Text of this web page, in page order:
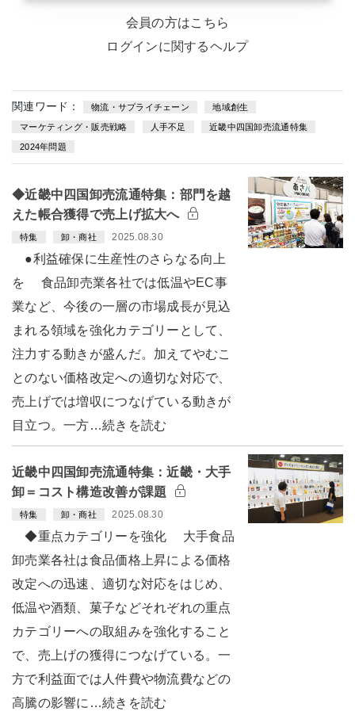
会員の方はこちら
ログインに関するヘルプ
関連ワード： 物流・サプライチェーン 地域創生
マーケティング・販売戦略 人手不足 近畿中四国卸売流通特集
2024年問題
◆近畿中四国卸売流通特集：部門を越
えた帳合獲得で売上げ拡大へ
特集 卸・商社 2025.08.30
●利益確保に生産性のさらなる向上
を 食品卸売業各社では低温やEC事
業など、今後の一層の市場成長が見込
まれる領域を強化カテゴリーとして、
注力する動きが盛んだ。加えてやむこ
とのない価格改定への適切な対応で、
売上げでは増収につなげている動きが
目立つ。一方…続きを読む
近畿中四国卸売流通特集：近畿・大手
卸＝コスト構造改善が課題
特集 卸・商社 2025.08.30
◆重点カテゴリーを強化 大手食品
卸売業各社は食品価格上昇による価格
改定への迅速、適切な対応をはじめ、
低温や酒類、菓子などそれぞれの重点
カテゴリーへの取組みを強化すること
で、売上げの獲得につなげている。一
方で利益面では人件費や物流費などの
高騰の影響に…続きを読む